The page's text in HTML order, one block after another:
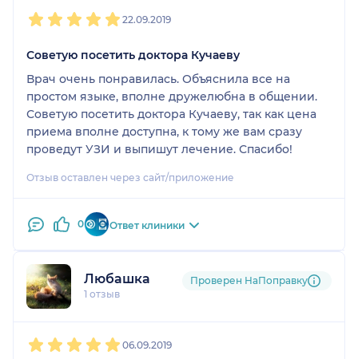
22.09.2019
Советую посетить доктора Кучаеву
Врач очень понравилась. Объяснила все на
простом языке, вполне дружелюбна в общении.
Советую посетить доктора Кучаеву, так как цена
приема вполне доступна, к тому же вам сразу
проведут УЗИ и выпишут лечение. Спасибо!
Отзыв оставлен через сайт/приложение
0 Ответ клиники
Любашка
1 отзыв
Проверен НаПоправку
06.09.2019